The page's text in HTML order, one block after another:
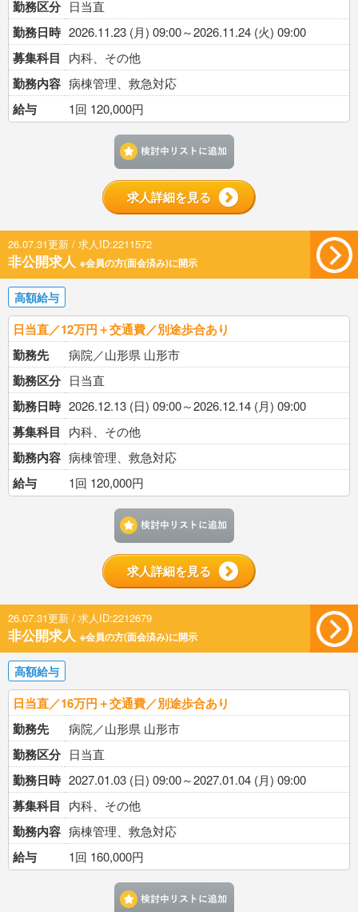
勤務区分 日当直
勤務日時 2026.11.23 (月) 09:00～2026.11.24 (火) 09:00
募集科目 内科、その他
勤務内容 病棟管理、救急対応
給与 1回 120,000円
求人詳細を見る
26.07.31更新 / 求人ID:2211572
非公開求人 ※会員の方(面会済み)に開示
高額給与
日当直／12万円＋交通費／別途歩合あり
勤務先
病院／山形県 山形市
勤務区分 日当直
勤務日時 2026.12.13 (日) 09:00～2026.12.14 (月) 09:00
募集科目 内科、その他
勤務内容 病棟管理、救急対応
給与 1回 120,000円
求人詳細を見る
26.07.31更新 / 求人ID:2212679
非公開求人 ※会員の方(面会済み)に開示
高額給与
日当直／16万円＋交通費／別途歩合あり
勤務先
病院／山形県 山形市
勤務区分 日当直
勤務日時 2027.01.03 (日) 09:00～2027.01.04 (月) 09:00
募集科目 内科、その他
勤務内容 病棟管理、救急対応
給与 1回 160,000円